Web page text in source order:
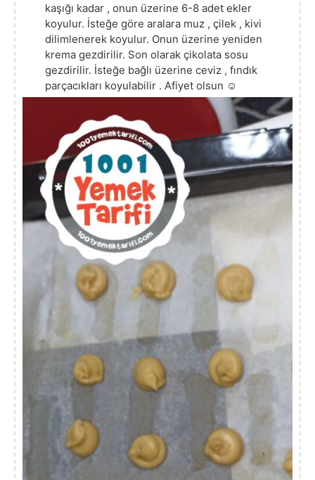
kaşığı kadar , onun üzerine 6-8 adet ekler
koyulur. İsteğe göre aralara muz , çilek , kivi
dilimlenerek koyulur. Onun üzerine yeniden
krema gezdirilir. Son olarak çikolata sosu
gezdirilir. İsteğe bağlı üzerine ceviz , fındık
parçacıkları koyulabilir . Afiyet olsun ☺️